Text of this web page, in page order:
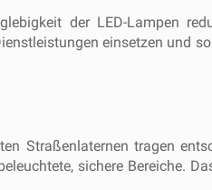
der LED-Lampen
einsetzen und
Straßenlaternen tragen
sichere Bereiche.